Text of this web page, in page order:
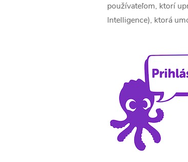
používateľom, ktorí
Intelligence), ktorá